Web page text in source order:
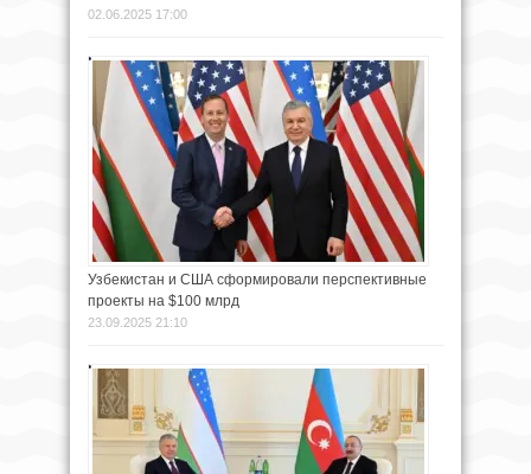
02.06.2025 17:00
Узбекистан и США сформировали перспективные
проекты на $100 млрд
23.09.2025 21:10